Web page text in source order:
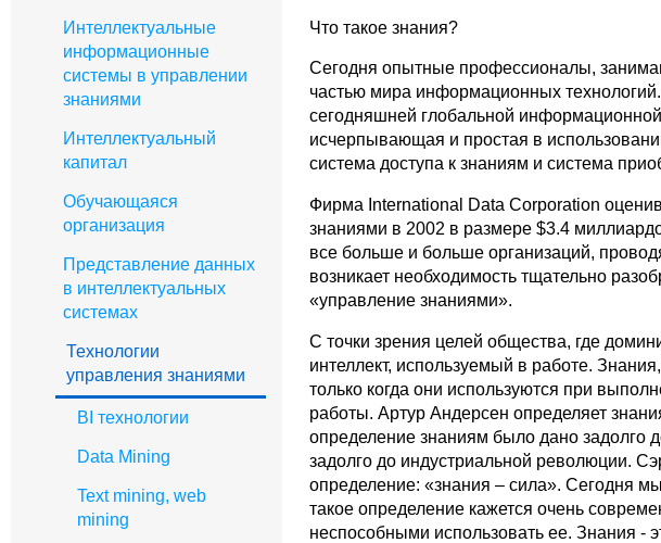
Интеллектуальные
информационные
системы в управлении
знаниями
Интеллектуальный
капитал
Обучающаяся
организация
Представление данных
в интеллектуальных
системах
Технологии
управления знаниями
BI технологии
Data Mining
Text mining, web
mining
Что такое знания?
Сегодня опытные профессионалы,
частью мира информационных
сегодняшней глобальной
исчерпывающая и простая в
система доступа к знаниям и система
Фирма International Data Corporation
знаниями в 2002 в размере $3.4
все больше и больше организаций,
возникает необходимость тщательно
«управление знаниями».
С точки зрения целей общества, где
интеллект, используемый в работе.
только когда они используются при
работы. Артур Андерсен определяет
определение знаниям было дано
задолго до индустриальной революции.
определение: «знания – сила». Сегодня
такое определение кажется очень
неспособными использовать ее. Знания -